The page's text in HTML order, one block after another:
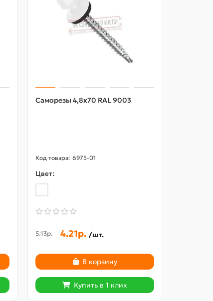
Саморезы 4,8х70 RAL 9003
6975-01
Цвет:
5.13р. 4.21р. /шт.
В корзину
Купить в 1 клик